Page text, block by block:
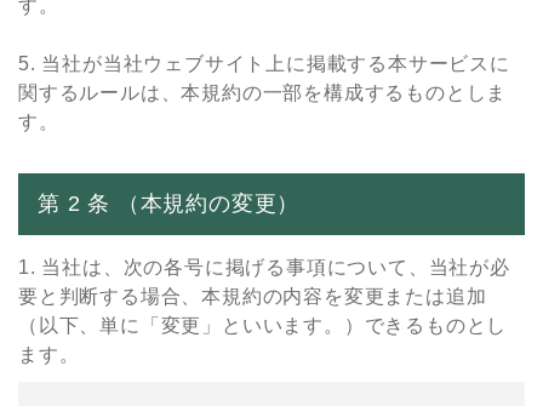
す。
5. 当社が当社ウェブサイト上に掲載する本サービスに
関するルールは、本規約の⼀部を構成するものとしま
す。
第 2 条 （本規約の変更）
1. 当社は、次の各号に掲げる事項について、当社が必
要と判断する場合、本規約の内容を変更または追加
（以下、単に「変更」といいます。）できるものとし
ます。